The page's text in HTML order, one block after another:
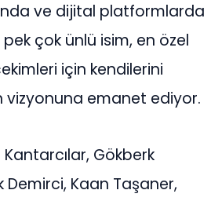
ve dijital platformlarda
pek çok ünlü isim, en özel
için kendilerini
vizyonuna emanet ediyor.
Gökberk
Demirci, Kaan Taşaner,